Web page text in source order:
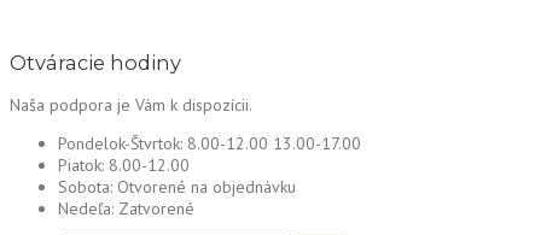
Otváracie hodiny
Naša podpora je Vám k dispozícii.
Pondelok-Štvrtok: 8.00-12.00 13.00-17.00
Piatok: 8.00-12.00
Sobota: Otvorené na objednávku
Nedeľa: Zatvorené